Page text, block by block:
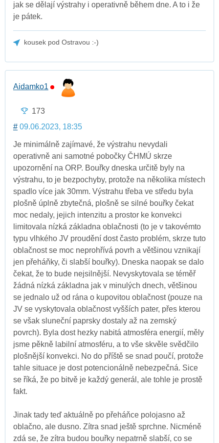
jak se dělají výstrahy i operativně během dne. A to i že
je pátek.
kousek pod Ostravou :-)
Aidamko1
173
# 09.06.2023, 18:35
Je minimálně zajímavé, že výstrahu nevydali
operativně ani samotné pobočky ČHMÚ skrze
upozornění na ORP. Bouřky dneska určitě byly na
výstrahu, to je bezpochyby, protože na několika místech
spadlo více jak 30mm. Výstrahu třeba ve středu byla
plošně úplně zbytečná, plošně se silné bouřky čekat
moc nedaly, jejich intenzitu a prostor ke konvekci
limitovala nízká základna oblačnosti (to je v takovémto
typu vlhkého JV proudění dost často problém, skrze tuto
oblačnost se moc neprohřívá povrh a většinou vznikají
jen přeháňky, či slabší bouřky). Dneska naopak se dalo
čekat, že to bude nejsilnější. Nevyskytovala se téměř
žádná nízká základna jak v minulých dnech, většinou
se jednalo už od rána o kupovitou oblačnost (pouze na
JV se vyskytovala oblačnost vyšších pater, přes kterou
se však sluneční paprsky dostaly až na zemský
povrch). Byla dost hezky nabitá atmosféra energií, měly
jsme pěkně labilní atmosféru, a to vše skvěle svědčilo
plošnější konvekci. No do příště se snad poučí, protože
tahle situace je dost potencionálně nebezpečná. Sice
se říká, že po bitvě je každý generál, ale tohle je prostě
fakt.
Jinak tady teď aktuálně po přeháňce polojasno až
oblačno, ale dusno. Zítra snad ještě sprchne. Nicméně
zdá se, že zítra budou bouřky nepatrně slabší, co se